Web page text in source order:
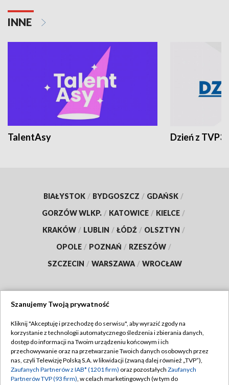
INNE
TalentAsy Dzień z TVP3
BIAŁYSTOK / BYDGOSZCZ / GDAŃSK /
GORZÓW WLKP. / KATOWICE / KIELCE /
KRAKÓW / LUBLIN / ŁÓDŹ / OLSZTYN /
OPOLE / POZNAŃ / RZESZÓW /
SZCZECIN / WARSZAWA / WROCŁAW
TVP
Abonament TVP
Emisja w TVP
Regulamin TVP
Polityka prywatności
Szanujemy Twoją prywatność
Kliknij "Akceptuję i przechodzę do serwisu", aby wyrazić zgody na
korzystanie z technologii automatycznego śledzenia i zbierania danych,
dostęp do informacji na Twoim urządzeniu końcowym i ich
przechowywanie oraz na przetwarzanie Twoich danych osobowych przez
nas, czyli Telewizję Polską S.A. w likwidacji (zwaną dalej również „TVP”),
Zaufanych Partnerów z IAB* (1201 firm) oraz pozostałych Zaufanych
Partnerów TVP (93 firm), w celach marketingowych (w tym do